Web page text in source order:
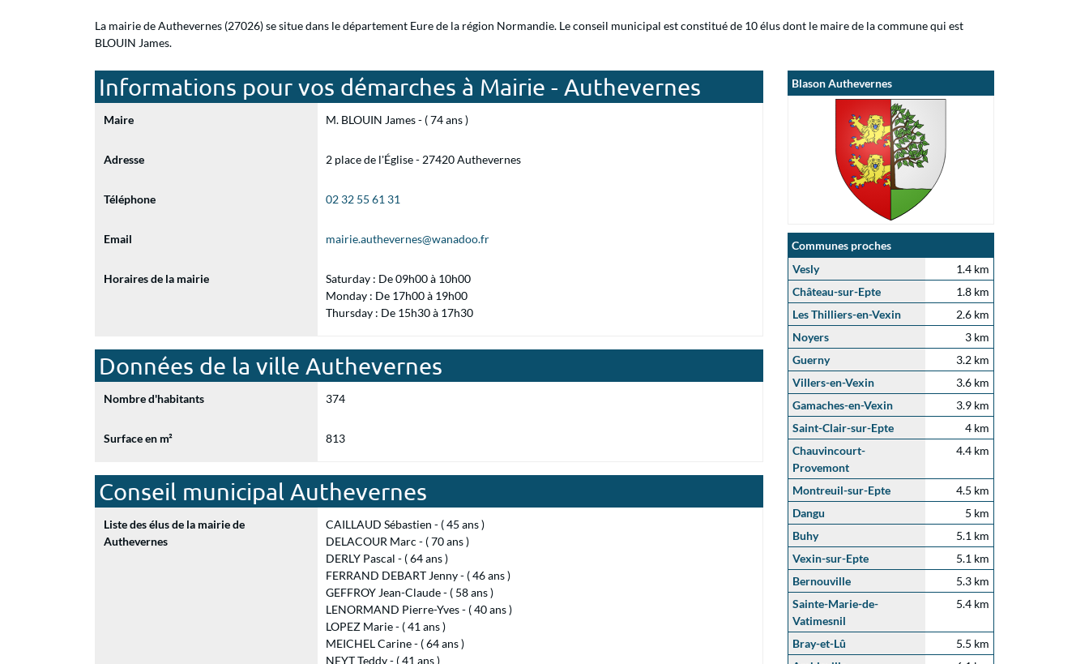
La mairie de Authevernes (27026) se situe dans le département Eure de la région Normandie. Le conseil municipal est constitué de 10 élus dont le maire de la commune qui est
BLOUIN James.
Informations pour vos démarches à Mairie - Authevernes
Maire M. BLOUIN James - ( 74 ans )
Adresse 2 place de l'Église - 27420 Authevernes
Téléphone 02 32 55 61 31
Email mairie.authevernes@wanadoo.fr
Horaires de la mairie
Saturday : De 09h00 à 10h00
Monday : De 17h00 à 19h00
Thursday : De 15h30 à 17h30
Données de la ville Authevernes
Nombre d'habitants 374
Surface en m² 813
Conseil municipal Authevernes
Liste des élus de la mairie de
Authevernes
CAILLAUD Sébastien - ( 45 ans )
DELACOUR Marc - ( 70 ans )
DERLY Pascal - ( 64 ans )
FERRAND DEBART Jenny - ( 46 ans )
GEFFROY Jean-Claude - ( 58 ans )
LENORMAND Pierre-Yves - ( 40 ans )
LOPEZ Marie - ( 41 ans )
MEICHEL Carine - ( 64 ans )
NEYT Teddy - ( 41 ans )
Blason Authevernes
Communes proches
Vesly
1.4 km
Château-sur-Epte
1.8 km
Les Thilliers-en-Vexin
2.6 km
Noyers
3 km
Guerny
3.2 km
Villers-en-Vexin
3.6 km
Gamaches-en-Vexin
3.9 km
Saint-Clair-sur-Epte
4 km
Chauvincourt-
Provemont
4.4 km
Montreuil-sur-Epte
4.5 km
Dangu
5 km
Buhy
5.1 km
Vexin-sur-Epte
5.1 km
Bernouville
5.3 km
Sainte-Marie-de-
Vatimesnil
5.4 km
Bray-et-Lû
5.5 km